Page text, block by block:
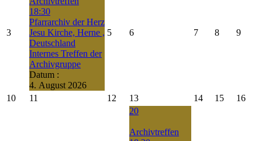
3
18:30
Pfarrarchiv der Herz
Jesu Kirche, Herne ,
Deutschland
Internes Treffen der
Archivgruppe
Datum :
4. August 2026
5 6 7 8 9
10 11 12 13 14 15 16
20
Archivtreffen